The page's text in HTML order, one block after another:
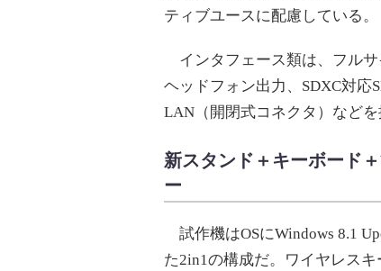
ティブユースに配慮している。
インタフェース類は、フルサ
ヘッドフォン出力、SDXC対応
LAN（開閉式コネクタ）などを
新スタンド＋キーボード
ー
試作機はOSにWindows 8.1
た2in1の構成だ。ワイヤレス